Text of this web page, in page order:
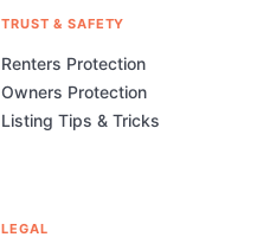
TRUST & SAFETY
Renters Protection
Owners Protection
Listing Tips & Tricks
LEGAL